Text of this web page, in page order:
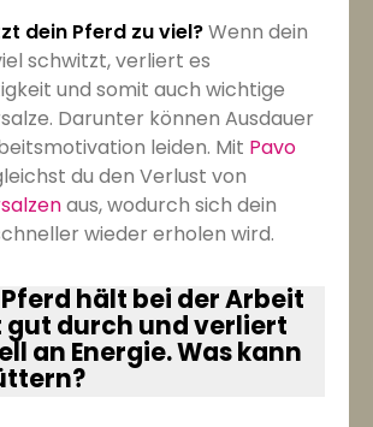
dein Pferd zu viel?Wenn dein
schwitzt, verliert es
und somit auch wichtige
Darunter können Ausdauer
leiden. Mit Pavo
du den Verlust von
aus, wodurch sich dein
wieder erholen wird.
hält bei der Arbeit
durch und verliert
an Energie. Was kann